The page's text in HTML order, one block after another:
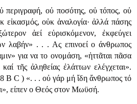
οὐ ποσότης, οὐ τόπος, οὐ
οὐκ ἀναλογία· ἀλλά πάσης
ἀεί εὑρισκόμενον, ἐκφεύγει
λαβήν» . . . Ας επινοεί ο άνθρωπος
για να το ονομάση, «ἡττᾶται πᾶσα
τῆς ἀληθείας ἐλάττων ελέγχεται».
Β C ) «. . . οὐ γάρ μή ἴδη ἄνθρωπος τό
είπεν ο Θεός στον Μωϋσή.